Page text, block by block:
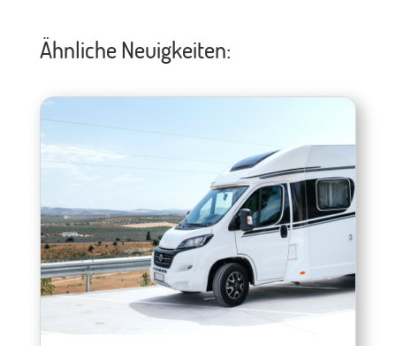
Ähnliche Neuigkeiten: